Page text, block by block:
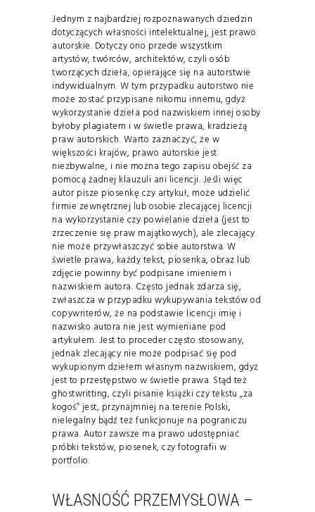
Jednym z najbardziej rozpoznawanych dziedzin
dotyczących własności intelektualnej, jest prawo
autorskie. Dotyczy ono przede wszystkim
artystów, twórców, architektów, czyli osób
tworzących dzieła, opierające się na autorstwie
indywidualnym. W tym przypadku autorstwo nie
może zostać przypisane nikomu innemu, gdyż
wykorzystanie dzieła pod nazwiskiem innej osoby
byłoby plagiatem i w świetle prawa, kradzieżą
praw autorskich. Warto zaznaczyć, że w
większości krajów, prawo autorskie jest
niezbywalne, i nie można tego zapisu obejść za
pomocą żadnej klauzuli ani licencji. Jeśli więc
autor pisze piosenkę czy artykuł, może udzielić
firmie zewnętrznej lub osobie zlecającej licencji
na wykorzystanie czy powielanie dzieła (jest to
zrzeczenie się praw majątkowych), ale zlecający
nie może przywłaszczyć sobie autorstwa. W
świetle prawa, każdy tekst, piosenka, obraz lub
zdjęcie powinny być podpisane imieniem i
nazwiskiem autora. Często jednak zdarza się,
zwłaszcza w przypadku wykupywania tekstów od
copywriterów, że na podstawie licencji imię i
nazwisko autora nie jest wymieniane pod
artykułem. Jest to proceder często stosowany,
jednak zlecający nie może podpisać się pod
wykupionym dziełem własnym nazwiskiem, gdyż
jest to przestępstwo w świetle prawa. Stąd też
ghostwritting, czyli pisanie książki czy tekstu „za
kogoś” jest, przynajmniej na terenie Polski,
nielegalny bądź też funkcjonuje na pograniczu
prawa. Autor zawsze ma prawo udostępniać
próbki tekstów, piosenek, czy fotografii w
portfolio.
WŁASNOŚĆ PRZEMYSŁOWA –